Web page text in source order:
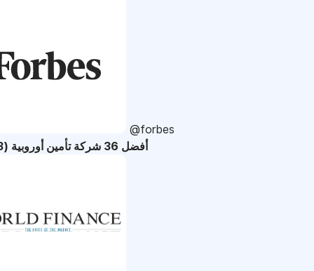
@forbes
أفضل 36 شركة تأمين أوروبية (2023)